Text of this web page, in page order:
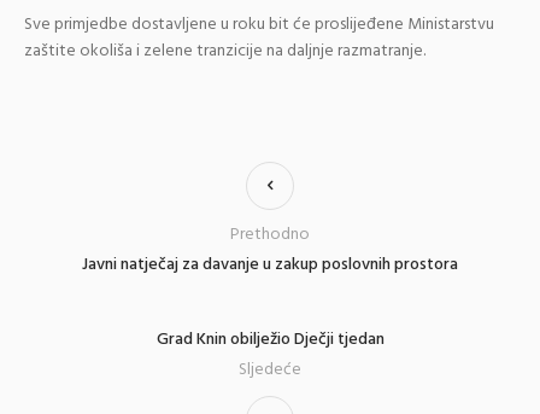
Sve primjedbe dostavljene u roku bit će proslijeđene Ministarstvu
zaštite okoliša i zelene tranzicije na daljnje razmatranje.
Javni natječaj za davanje u zakup poslovnih prostora
Prethodno
Grad Knin obilježio Dječji tjedan
Sljedeće